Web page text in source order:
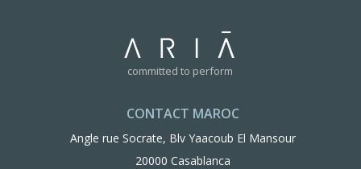
committed to perform
CONTACT MAROC
Angle rue Socrate, Blv Yaacoub El Mansour
20000 Casablanca